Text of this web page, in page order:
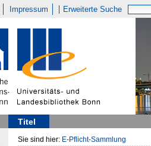
Impressum Erweiterte Suche
Titel
Sie sind hier: E-Pflicht-Sammlung